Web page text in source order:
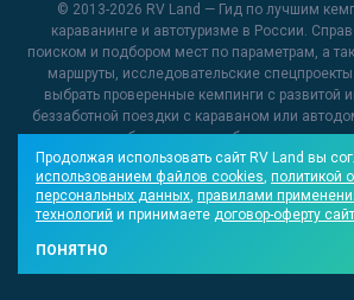
© 2013-2026 RV Land — Гид по лучшим
караванинге и автотуризме в России.
поиском и подбором мест по параметрам, а
маршруты, исследовательские
выбрать проверенные кемпинги с развитой
беззаботной поездки с караваном или
открыть для себя новые и необычные места,
на отдых.
О проекте Контакты редакции
Отзывы на сайте
Видеообзоры
Добавить материал на RV Land
Продолжая использовать сайт RV Land вы
использованием файлов cookies, политикой
персональных данных, правилами
технологий и принимаете договор-оферту
ПОНЯТНО